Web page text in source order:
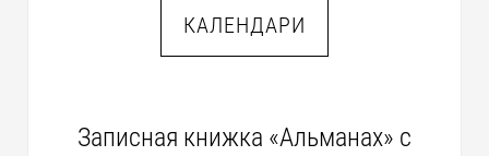
КАЛЕНДАРИ
Записная книжка «Альманах» с